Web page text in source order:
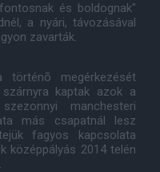
és boldognak"
a nyári, távozásával
zavarták.
történõ megérkezését
kaptak azok a
manchesteri
más csapatnál lesz
fagyos kapcsolata
középpályás 2014 telén